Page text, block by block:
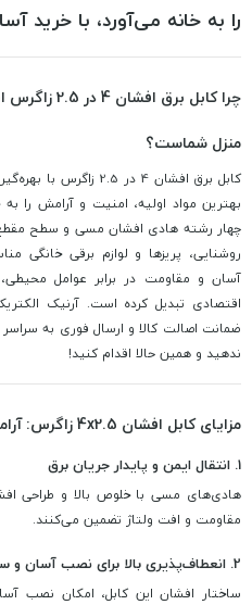
را به خانه می‌آورد، با خرید
چرا کابل
منزل شماست؟
کابل برق افشان 4 در 2.5
بهترین مواد اولیه، امنیت و آرامش را
روشنایی، پریزها و لوازم برقی خانگی
آسان و مقاومت در برابر عوامل
اقتصادی تبدیل کرده است. آرنیک
ضمانت اصالت کالا و ارسال فوری به
ندهید و همین حالا اقدام کنید!
مزایای کابل افشان 4x2.5 زاگرس: آرامش خاطر شما، هدف ما
1. انتقال ایمن و پایدار جریان برق
هادی‌های مسی با خلوص بالا و طراحی
مقاومت و افت ولتاژ تضمین می‌کنند.
2. انعطاف‌پذیری بالا برای نصب آسان و سریع
ساختار افشان این کابل، امکان نصب